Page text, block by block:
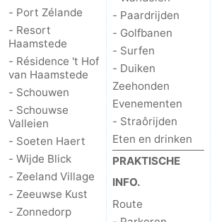
de
Mantelingen
Domburg
-
Zoutelande
-
Vlissingen
-
Middelburg
Weer
Contact
- Port Zélande
- Resort
Haamstede
- Résidence 't Hof
van Haamstede
- Schouwen
- Schouwse
Valleien
- Soeten Haert
- Wijde Blick
- Zeeland Village
- Zeeuwse Kust
- Zonnedorp
- Paardrijden
- Golfbanen
- Surfen
- Duiken
Zeehonden
Evenementen
- Straôrijden
Eten en drinken
PRAKTISCHE
INFO.
Route